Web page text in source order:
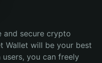
and secure crypto
Wallet will be your best
you can freely